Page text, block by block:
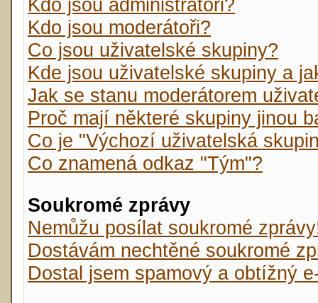
Kdo jsou administrátoři?
Kdo jsou moderátoři?
Co jsou uživatelské skupiny?
Kde jsou uživatelské skupiny a
Jak se stanu moderátorem
Proč mají některé skupiny jinou
Co je "Výchozí uživatelská
Co znamená odkaz "Tým"?
Soukromé zprávy
Nemůžu posílat soukromé
Dostávám nechtěné soukromé
Dostal jsem spamový a obtížný